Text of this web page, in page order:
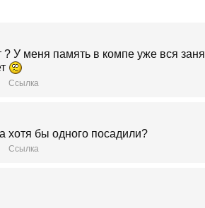
? У меня память в компе уже вся
Ссылка
хотя бы одного посадили?
Ссылка